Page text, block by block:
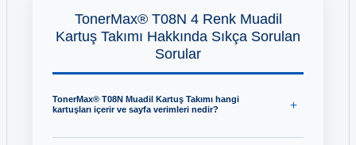
TonerMax® T08N 4 Renk Muadil
Kartuş Takımı Hakkında Sıkça Sorulan
Sorular
TonerMax® T08N Muadil Kartuş Takımı hangi
kartuşları içerir ve sayfa verimleri nedir?